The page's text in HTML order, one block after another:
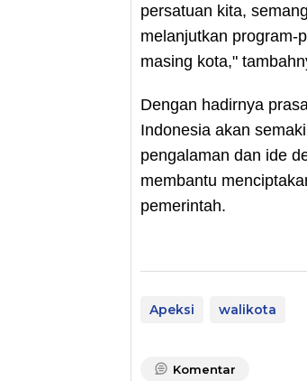
persatuan kita,
melanjutkan program-
masing kota,"
Dengan hadirnya
Indonesia akan
pengalaman dan ide
membantu
pemerintah.
Apeksi walikota
Komentar